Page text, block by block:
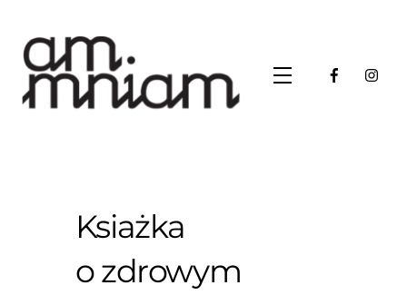
content
Menu
Ksiażka
o zdrowym